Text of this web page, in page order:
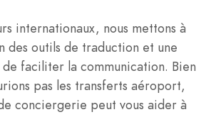
internationaux, nous mettons à
des outils de traduction et une
de faciliter la communication. Bien
pas les transferts aéroport,
conciergerie peut vous aider à